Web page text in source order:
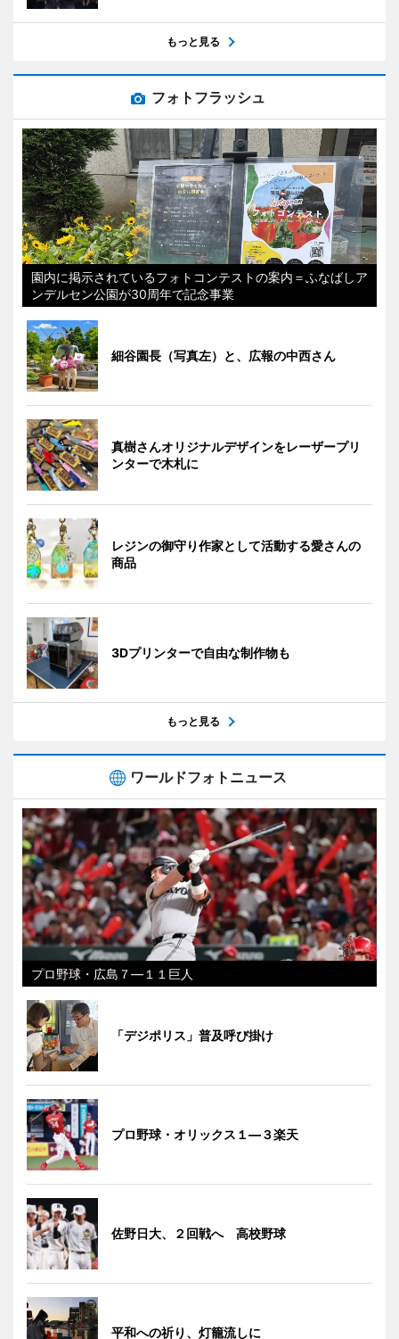
もっと見る
フォトフラッシュ
園内に掲示されているフォトコンテストの案内＝ふなばしア
ンデルセン公園が30周年で記念事業
細谷園長（写真左）と、広報の中西さん
真樹さんオリジナルデザインをレーザープリ
ンターで木札に
レジンの御守り作家として活動する愛さんの
商品
3Dプリンターで自由な制作物も
もっと見る
ワールドフォトニュース
プロ野球・広島７―１１巨人
「デジポリス」普及呼び掛け
プロ野球・オリックス１―３楽天
佐野日大、２回戦へ 高校野球
平和への祈り、灯籠流しに